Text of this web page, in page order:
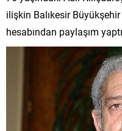
ilişkin Balıkesir
hesabından paylaşım